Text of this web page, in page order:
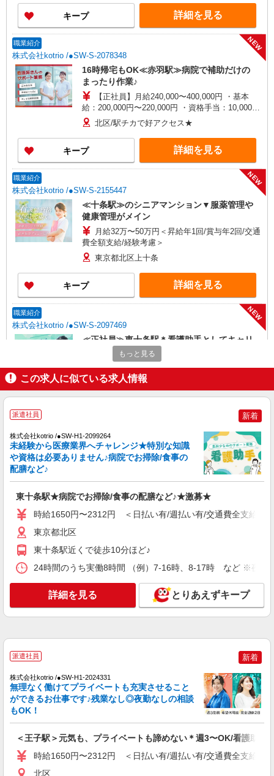
により変動） ・固定残業手当：20,000円（10時
間） ※固定残業時間を超過する場合には超過勤務
手当として別途支給 ・夜勤手当：10,000円/1回
歓迎 ・認知症介護基礎研修 ・初任者研修 ・実務
者研修 ・介護福祉士 など
キープ 詳細を見る
職業紹介
株式会社kotrio /●SW-S-2078348
NEW
16時帰宅もOK≪赤羽駅≫病院で補助だけの
まったり作業♪
【正社員】月給240,000〜400,000円 ・基本
給：200,000円〜220,000円 ・資格手当：10,000〜
30,000円 ・役職手当：10,000〜70,000円 ・処遇改
善手当：20,000〜60,000円（勤続年数、保有資格
により変動） ・固定残業手当：20,000円（10時
間） ※固定残業時間を超過する場合には超過勤務
手当として別途支給 ・夜勤手当：10,000円/1回
歓迎 ・認知症介護基礎研修 ・初任者研修 ・実務
者研修 ・介護福祉士 など
北区/駅チカで好アクセス★
キープ 詳細を見る
職業紹介
株式会社kotrio /●SW-S-2155447
NEW
≪十条駅≫のシニアマンション▼服薬管理や
健康管理がメイン
月給32万〜50万円＜昇給年1回/賞与年2回/交通
費全額支給/経験考慮＞
東京都北区上十条
キープ 詳細を見る
職業紹介
株式会社kotrio /●SW-S-2097469
NEW
≪正社員≫東十条駅＊看護助手としてキャリ
アを築くチャンス！
【正社員】月給240,000〜400,000円 ・基本
給：200,000円〜220,000円 ・資格手当：10,000〜
30,000円 ・役職手当：10,000〜70,000円 ・処遇改
善手当：20,000〜60,000円（勤続年数、保有資格
により変動） ・固定残業手当：20,000円（10時
間） ※固定残業時間を超過する場合には超過勤務
手当として別途支給 ・夜勤手当：10,000円/1回
（上記給与とは別に支給） 下記資格をお持ちの方
歓迎 ・認知症介護基礎研修 ・初任者研修 ・実務
東京都北区
派遣社員
株式会社kotrio /●SW-H1-2023938
NEW
≪東十条駅≫未経験・無資格から看護助手へ
時給1650円〜2312円 ＜日払い有/週払い有/交
通費全支給(ガソリン代含む)＞
キープ
派遣社員
株式会社kotrio /●SW-H1-2024330
NEW
＜東十条駅＞元気も、プライベートも諦めな
時給1650円〜2312円 ＜日払い有/週払い有/交
キープ 詳細を見る
職業紹介 NEW
何歳から始めても浮かない職場◎幅広い年齢
層が働く看護助手＊
もっと見る
この求人に似ている求人情報
派遣社員 新着
株式会社kotrio /●SW-H1-2099264
未経験から医療業界へチャレンジ★特別な知識
や資格は必要ありません♪病院でお掃除/食事の
配膳など♪
東十条駅★病院でお掃除/食事の配膳など♪★激募★
時給1650円〜2312円 ＜日払い有/週払い有/交通費全支給(ガ
東京都北区
東十条駅近くで徒歩10分ほど♪
24時間のうち実働8時間 （例）7-16時、8-17時 など ※夜勤
詳細を見る とりあえずキープ
派遣社員 新着
株式会社kotrio /●SW-H1-2024331
無理なく働けてプライベートも充実させること
ができるお仕事です♪残業なし◎夜勤なしの相談
もOK！
＜王子駅＞元気も、プライベートも諦めない＊週3〜OK/看護助手
時給1650円〜2312円 ＜日払い有/週払い有/交通費全支給(ガ
北区